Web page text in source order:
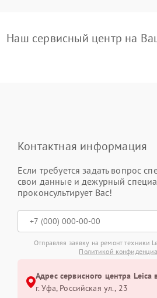
Наш сервисный центр на
Контактная информация
Если требуется задать вопрос
свои данные и дежурный
проконсультирует Вас!
Отправляя заявку на ремонт техники
Политикой
Адрес сервисного центра Leica
г. Уфа, Российская ул., 23